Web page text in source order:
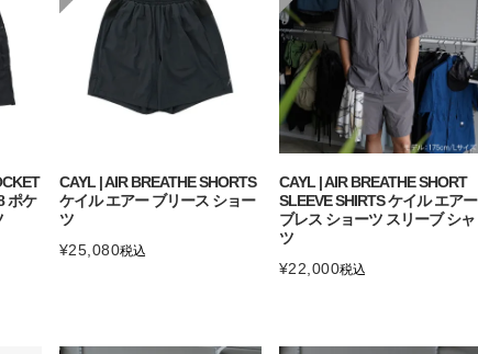
ポケ
CAYL | AIR BREATHE SHORTS
ケイル エアー ブリース ショー
ツ
¥25,080税込
CAYL | AIR BREATHE SHORT
SLEEVE SHIRTS ケイル エアー
ブレス ショーツ スリーブ シャ
ツ
¥22,000税込